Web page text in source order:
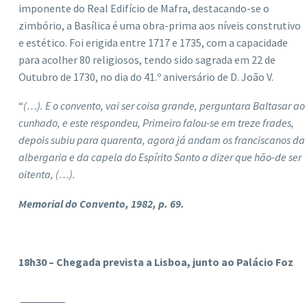
imponente do Real Edifício de Mafra, destacando-se o
zimbório, a Basílica é uma obra-prima aos níveis construtivo
e estético. Foi erigida entre 1717 e 1735, com a capacidade
para acolher 80 religiosos, tendo sido sagrada em 22 de
Outubro de 1730, no dia do 41.º aniversário de D. João V.
“(…). E o convento, vai ser coisa grande, perguntara Baltasar ao
cunhado, e este respondeu, Primeiro falou-se em treze frades,
depois subiu para quarenta, agora já andam os franciscanos da
albergaria e da capela do Espírito Santo a dizer que hão-de ser
oitenta, (…).
Memorial do Convento, 1982, p. 69.
18h30 – Chegada prevista a Lisboa, junto ao Palácio Foz